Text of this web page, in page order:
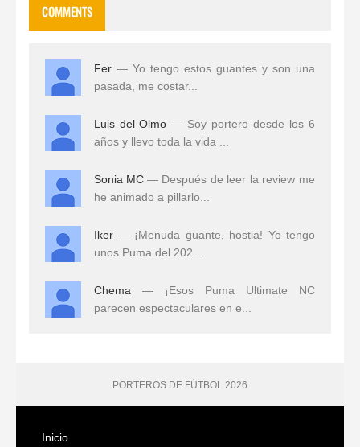
COMMENTS
Fer — Yo tengo estos guantes y son una
pasada, me costar...
Luis del Olmo — Soy portero desde los 6
años y llevo toda la vida ...
Sonia MC — Después de leer la review me
he animado a pillarlo...
Iker — ¡Menuda guante, hostia! Yo tengo
unos Puma del 202...
Chema — ¡Esos Puma Ultimate NC
parecen espectaculares en e...
PORTEROS DE FÚTBOL 2026
Inicio